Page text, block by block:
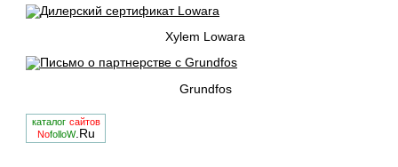
Xylem Lowara
Grundfos
каталог сайтов
NofolloW.Ru